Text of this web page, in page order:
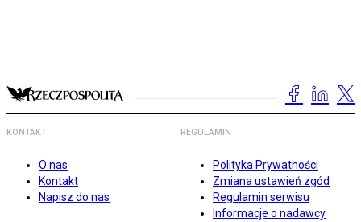
KONTAKT
O nas
Kontakt
Napisz do nas
REGULAMIN
Polityka Prywatności
Zmiana ustawień zgód
Regulamin serwisu
Informacje o nadawcy